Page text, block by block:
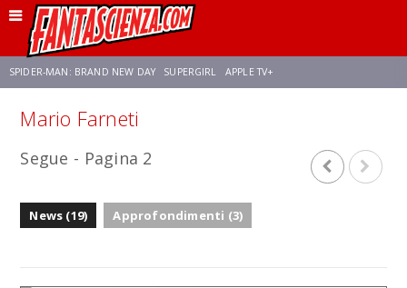
SPIDER-MAN: BRAND NEW DAY SUPERGIRL APPLE TV+
Mario Farneti
Segue - Pagina 2
News (19) Approfondimenti (3)